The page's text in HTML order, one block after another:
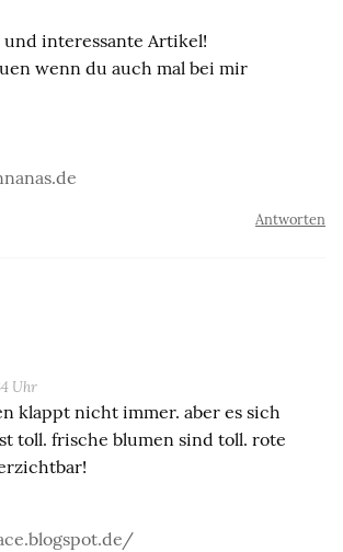
und interessante Artikel!
wenn du auch mal bei mir
Antworten
Uhr
klappt nicht immer. aber es sich
toll. frische blumen sind toll. rote